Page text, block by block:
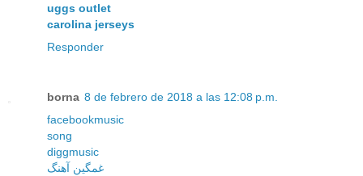
uggs outlet
carolina jerseys
Responder
borna 8 de febrero de 2018 a las 12:08 p.m.
facebookmusic
song
diggmusic
غمگین آهنگ